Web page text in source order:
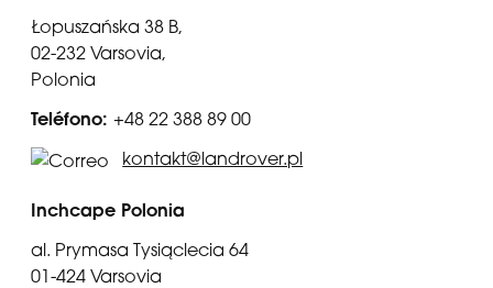
Łopuszańska 38 B,
02-232 Varsovia,
Polonia
Teléfono: +48 22 388 89 00
kontakt@landrover.pl
Inchcape Polonia
al. Prymasa Tysiąclecia 64
01-424 Varsovia